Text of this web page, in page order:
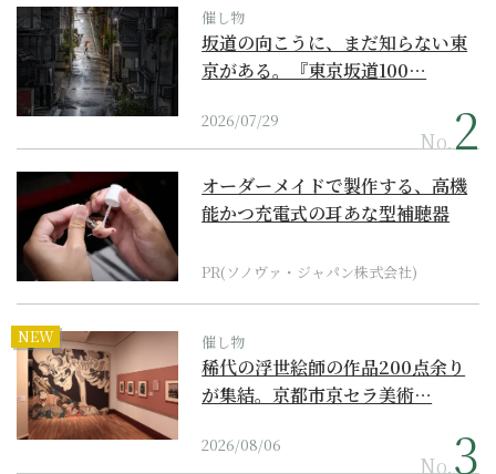
催し物
坂道の向こうに、まだ知らない東
京がある。『東京坂道100…
2026/07/29
No.
オーダーメイドで製作する、高機
能かつ充電式の耳あな型補聴器
PR(ソノヴァ・ジャパン株式会社)
NEW 催し物
稀代の浮世絵師の作品200点余り
が集結。京都市京セラ美術…
2026/08/06
No.